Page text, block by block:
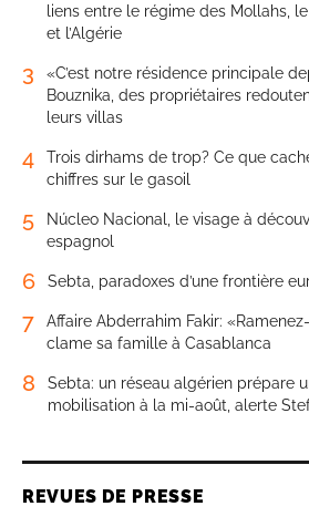
liens entre le régime des Mollahs,
et l’Algérie
3
«C’est notre résidence principale
Bouznika, des propriétaires
leurs villas
4
Trois dirhams de trop? Ce que
chiffres sur le gasoil
5
Núcleo Nacional, le visage à
espagnol
6 Sebta, paradoxes d’une frontière
7
Affaire Abderrahim Fakir:
clame sa famille à Casablanca
8
Sebta: un réseau algérien prépare
mobilisation à la mi-août, alerte
REVUES DE PRESSE